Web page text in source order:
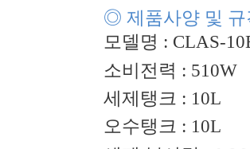
◎ 제품사양 및 규
모델명 : CLAS-
소비전력 : 510W
세제탱크 : 10L
오수탱크 : 10L